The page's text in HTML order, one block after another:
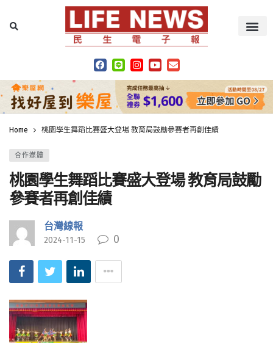
Home 桃園學生舞蹈比賽盛大登場 教育局鼓勵參賽者再創佳績
合作媒體
桃園學生舞蹈比賽盛大登場 教育局鼓勵
參賽者再創佳績
台灣線報
2024-11-15 0